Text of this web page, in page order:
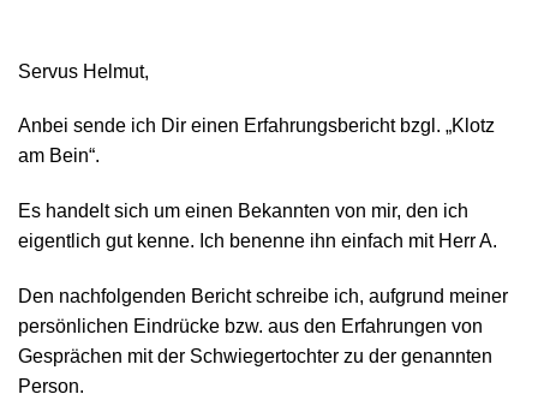
Servus Helmut,
Anbei sende ich Dir einen Erfahrungsbericht bzgl. „Klotz
am Bein“.
Es handelt sich um einen Bekannten von mir, den ich
eigentlich gut kenne. Ich benenne ihn einfach mit Herr A.
Den nachfolgenden Bericht schreibe ich, aufgrund meiner
persönlichen Eindrücke bzw. aus den Erfahrungen von
Gesprächen mit der Schwiegertochter zu der genannten
Person.